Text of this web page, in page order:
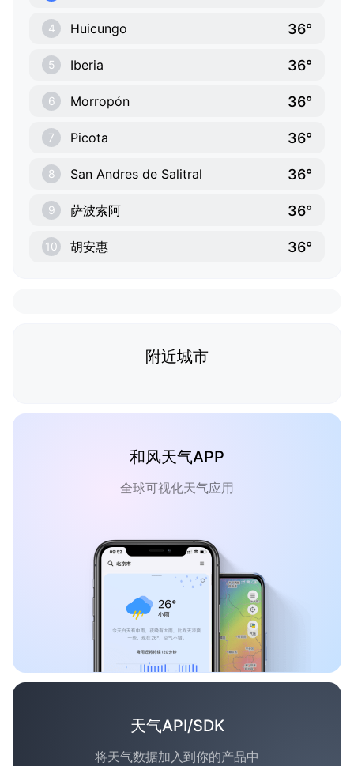
4 Huicungo 36°
5 Iberia 36°
6 Morropón 36°
7 Picota 36°
8 San Andres de Salitral 36°
9 萨波索阿 36°
10 胡安惠 36°
附近城市
和风天气APP
全球可视化天气应用
天气API/SDK
将天气数据加入到你的产品中